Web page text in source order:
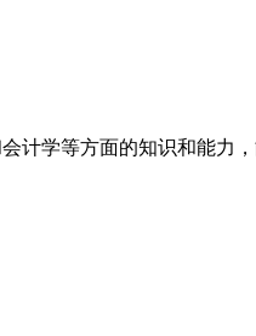
计学等方面的知识和能力